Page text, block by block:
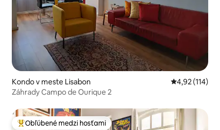
Kondo v meste Lisabon Priemerné
4,92 (114)
Záhrady Campo de Ourique 2
Najobľúbenejšie medzi hosťami
Obľúbené medzi hosťami